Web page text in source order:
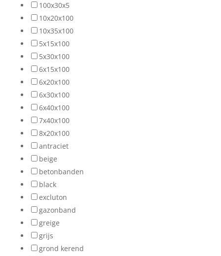
100x30x5
10x20x100
10x35x100
5x15x100
5x30x100
6x15x100
6x20x100
6x30x100
6x40x100
7x40x100
8x20x100
antraciet
beige
betonbanden
black
excluton
gazonband
greige
grijs
grond kerend